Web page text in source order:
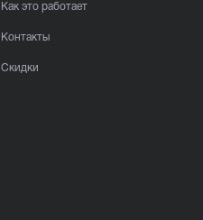
Как это работает
Контакты
Скидки